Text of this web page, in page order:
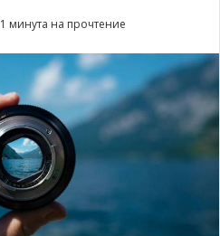
1 минута на прочтение